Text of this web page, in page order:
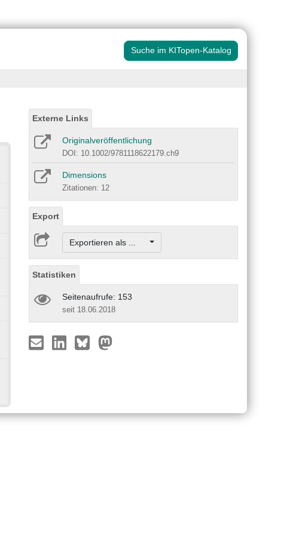
Suche im KITopen-Katalog
Externe Links
Originalveröffentlichung
DOI: 10.1002/9781118622179.ch9
Dimensions
Zitationen: 12
Export
Exportieren als ...
Statistiken
Seitenaufrufe: 153
seit 18.06.2018